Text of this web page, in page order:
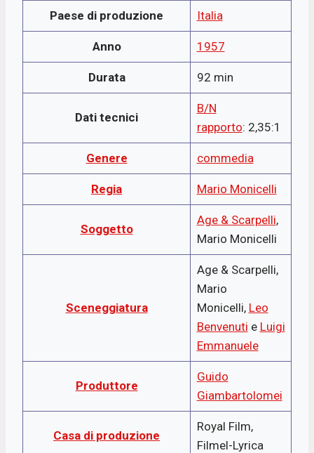
Paese di produzione Italia
Anno 1957
Durata 92 min
Dati tecnici
B/N
rapporto: 2,35:1
Genere commedia
Regia Mario Monicelli
Soggetto
Age & Scarpelli,
Mario Monicelli
Sceneggiatura
Age & Scarpelli,
Mario
Monicelli, Leo
Benvenuti e Luigi
Emmanuele
Produttore
Guido
Giambartolomei
Casa di produzione
Royal Film,
Filmel-Lyrica